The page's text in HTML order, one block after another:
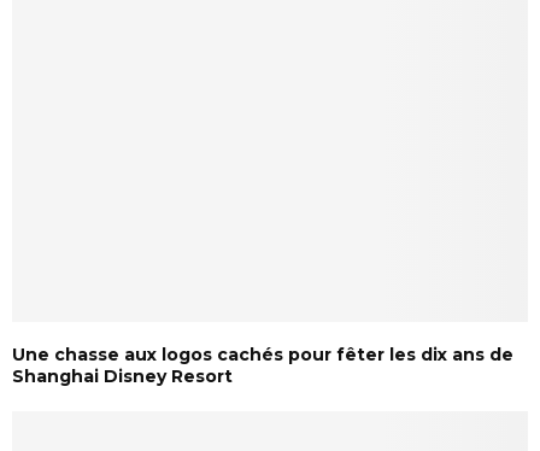
Une chasse aux logos cachés pour fêter les dix ans de
Shanghai Disney Resort